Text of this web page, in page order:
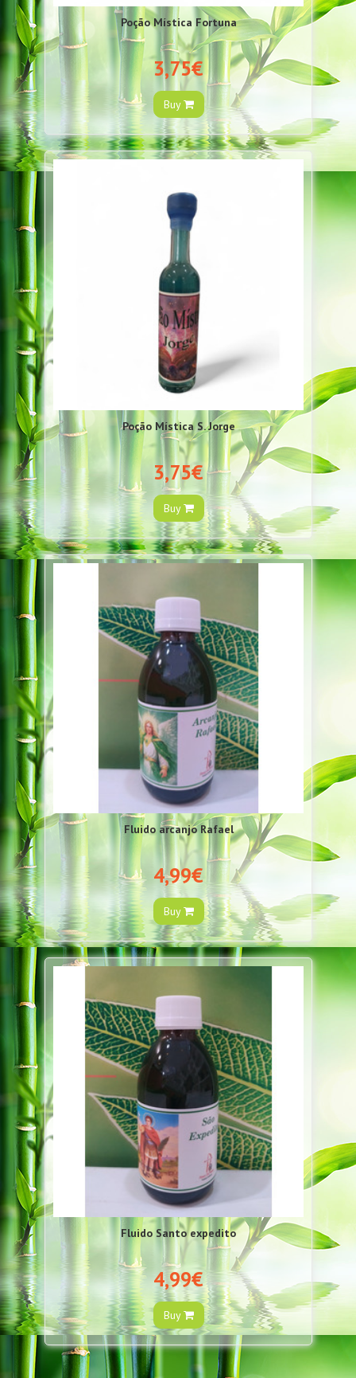
Poção Mística Fortuna
3,75€
Buy
Poção Mística S. Jorge
3,75€
Buy
Fluido arcanjo Rafael
4,99€
Buy
Fluido Santo expedito
4,99€
Buy